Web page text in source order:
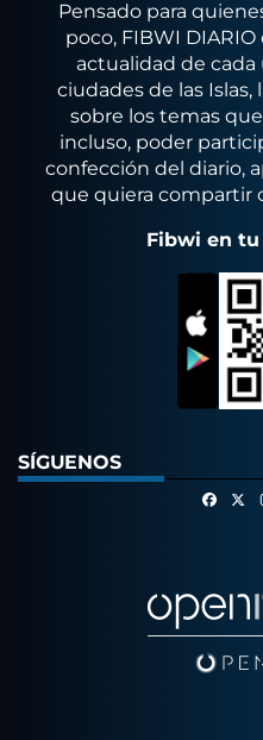
Pensado para
poco, FIBWI
actualidad de
ciudades de las
sobre los temas
incluso, poder
confección del diario,
que quiera compartir
Fibwi en
SÍGUENOS